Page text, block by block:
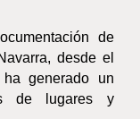
de
desde el
generado un
de lugares y